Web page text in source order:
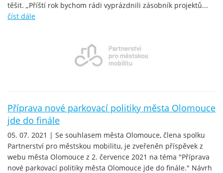
těšit. „Příští rok bychom rádi vyprázdnili zásobník projektů...
číst dále
Příprava nové parkovací politiky města Olomouce
jde do finále
05. 07. 2021 | Se souhlasem města Olomouce, člena spolku
Partnerství pro městskou mobilitu, je zveřeněn příspěvek z
webu města Olomouce z 2. července 2021 na téma "Příprava
nové parkovací politiky města Olomouce jde do finále." Návrh